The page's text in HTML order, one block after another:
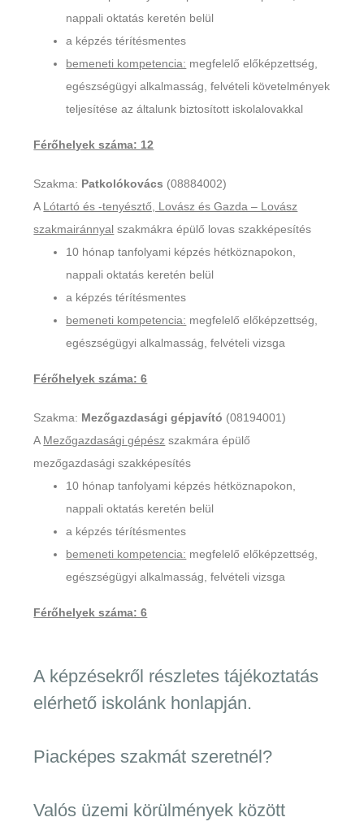
nappali oktatás keretén belül
a képzés térítésmentes
bemeneti kompetencia: megfelelő előképzettség,
egészségügyi alkalmasság, felvételi követelmények
teljesítése az általunk biztosított iskolalovakkal
Férőhelyek száma: 12
Szakma: Patkolókovács (08884002)
A Lótartó és -tenyésztő, Lovász és Gazda – Lovász
szakmairánnyal szakmákra épülő lovas szakképesítés
10 hónap tanfolyami képzés hétköznapokon,
nappali oktatás keretén belül
a képzés térítésmentes
bemeneti kompetencia: megfelelő előképzettség,
egészségügyi alkalmasság, felvételi vizsga
Férőhelyek száma: 6
Szakma: Mezőgazdasági gépjavító (08194001)
A Mezőgazdasági gépész szakmára épülő
mezőgazdasági szakképesítés
10 hónap tanfolyami képzés hétköznapokon,
nappali oktatás keretén belül
a képzés térítésmentes
bemeneti kompetencia: megfelelő előképzettség,
egészségügyi alkalmasság, felvételi vizsga
Férőhelyek száma: 6
A képzésekről részletes tájékoztatás
elérhető iskolánk honlapján.
Piacképes szakmát szeretnél?
Valós üzemi körülmények között